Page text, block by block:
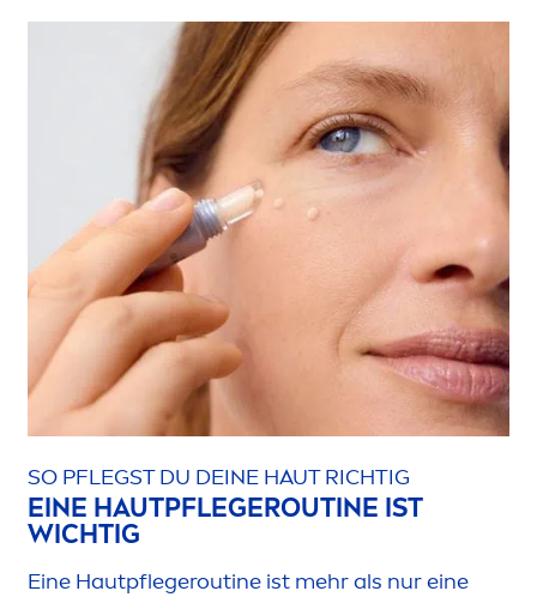
SO PFLEGST DU DEINE HAUT RICHTIG
EINE HAUTPFLEGEROUTINE IST
WICHTIG
Eine Hautpflegeroutine ist mehr als nur eine